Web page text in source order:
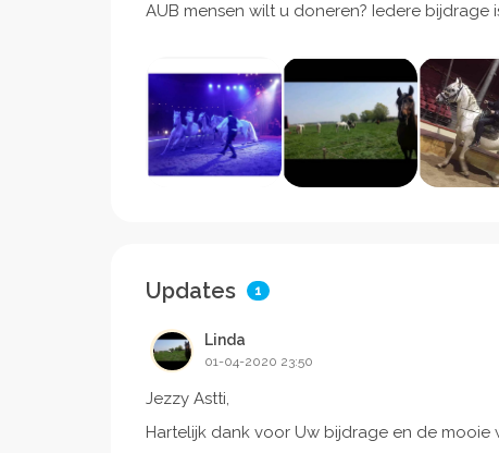
AUB mensen wilt u doneren? Iedere bijdrage
Updates 1
Linda
01-04-2020 23:50
Jezzy Astti,
Hartelijk dank voor Uw bijdrage en de mooie